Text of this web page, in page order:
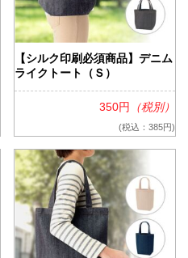
【シルク印刷必須商品】デニム
ライクトート（Ｓ）
350円 （税別）
(税込：385円)